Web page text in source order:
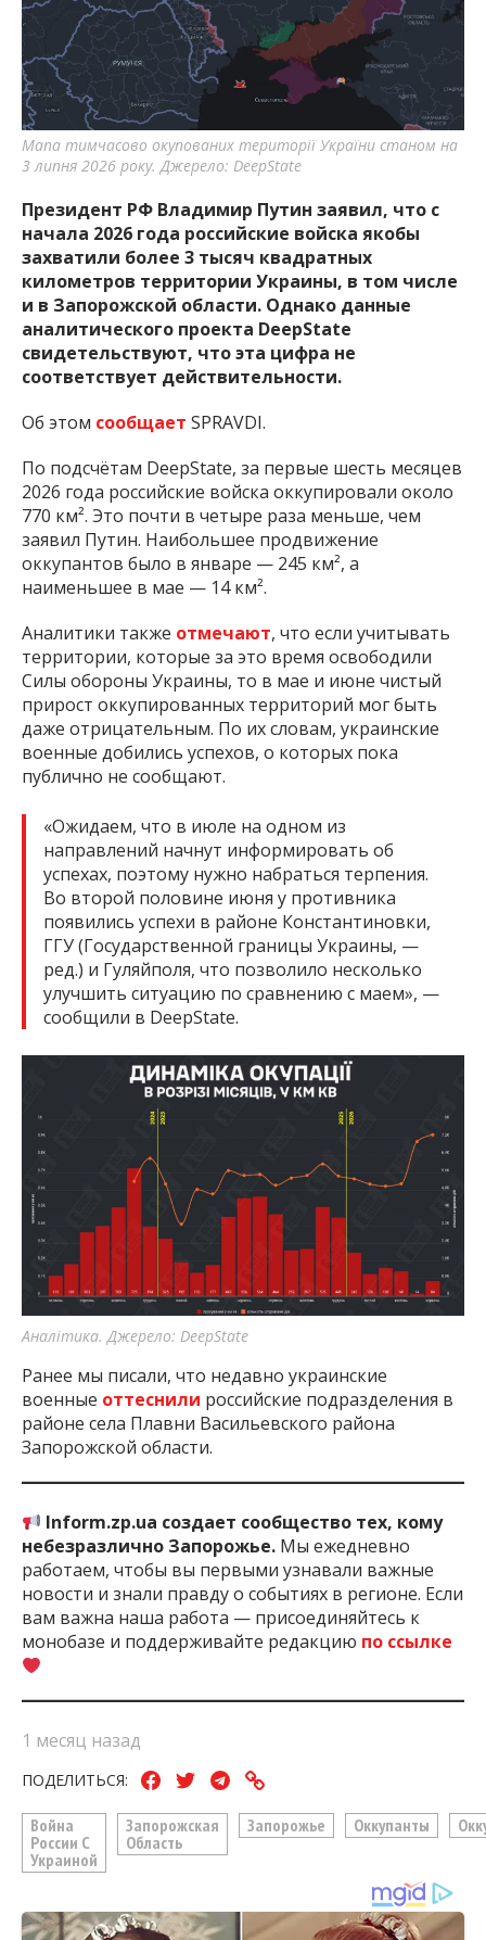
важную информацию о событиях
города Запорожья и области.
Мапа тимчасово окупованих території України станом на
3 липня 2026 року. Джерело: DeepState
Президент РФ Владимир Путин заявил, что с
начала 2026 года российские войска якобы
захватили более 3 тысяч квадратных
километров территории Украины, в том числе
и в Запорожской области. Однако данные
аналитического проекта DeepState
свидетельствуют, что эта цифра не
соответствует действительности.
Об этом сообщает SPRAVDI.
По подсчётам DeepState, за первые шесть месяцев
2026 года российские войска оккупировали около
770 км². Это почти в четыре раза меньше, чем
заявил Путин. Наибольшее продвижение
оккупантов было в январе — 245 км², а
наименьшее в мае — 14 км².
Аналитики также отмечают, что если учитывать
территории, которые за это время освободили
Силы обороны Украины, то в мае и июне чистый
прирост оккупированных территорий мог быть
даже отрицательным. По их словам, украинские
военные добились успехов, о которых пока
публично не сообщают.
«Ожидаем, что в июле на одном из
направлений начнут информировать об
успехах, поэтому нужно набраться терпения.
Во второй половине июня у противника
появились успехи в районе Константиновки,
ГГУ (Государственной границы Украины, —
ред.) и Гуляйполя, что позволило несколько
улучшить ситуацию по сравнению с маем», —
сообщили в DeepState.
Аналітика. Джерело: DeepState
Ранее мы писали, что недавно украинские
военные оттеснили российские подразделения в
районе села Плавни Васильевского района
Запорожской области.
Inform.zp.ua создает сообщество тех, кому
небезразлично Запорожье. Мы ежедневно
работаем, чтобы вы первыми узнавали важные
новости и знали правду о событиях в регионе. Если
вам важна наша работа — присоединяйтесь к
монобазе и поддерживайте редакцию по ссылке
1 месяц назад
ПОДЕЛИТЬСЯ:
Война
России С
Украиной
Запорожская
Область
Запорожье Оккупанты